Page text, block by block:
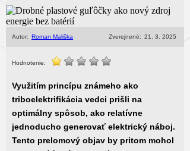
Autor: Roman Mališka Zverejnené: 21. 3. 2025
Hodnotenie:
Využitím princípu známeho ako
triboelektrifikácia vedci prišli na
optimálny spôsob, ako relatívne
jednoducho generovať elektrický náboj.
Tento prelomový objav by pritom mohol